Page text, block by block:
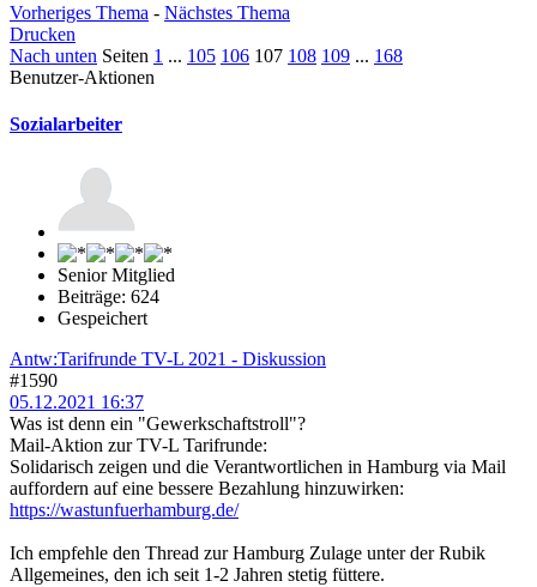
Vorheriges Thema - Nächstes Thema
Drucken
Nach unten Seiten 1 ... 105 106 107 108 109 ... 168
Benutzer-Aktionen
Sozialarbeiter
Senior Mitglied
Beiträge: 624
Gespeichert
Antw:Tarifrunde TV-L 2021 - Diskussion
#1590
05.12.2021 16:37
Was ist denn ein "Gewerkschaftstroll"?
Mail-Aktion zur TV-L Tarifrunde:
Solidarisch zeigen und die Verantwortlichen in Hamburg via Mail
auffordern auf eine bessere Bezahlung hinzuwirken:
https://wastunfuerhamburg.de/
Ich empfehle den Thread zur Hamburg Zulage unter der Rubik
Allgemeines, den ich seit 1-2 Jahren stetig füttere.